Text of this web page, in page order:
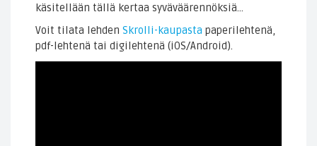
käsitellään tällä kertaa syväväärennöksiä…
Voit tilata lehden Skrolli-kaupasta paperilehtenä,
pdf-lehtenä tai digilehtenä (iOS/Android).